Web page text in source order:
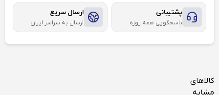
پشتیبانی
پاسخگویی همه روزه
ارسال سریع
ارسال به سراسر ایران
کالاهای
مشابه